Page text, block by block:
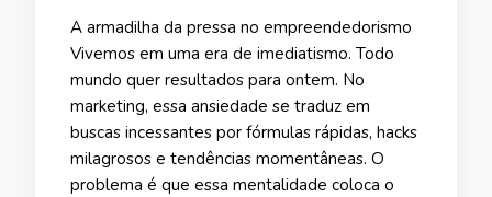
A armadilha da pressa no empreendedorismo
Vivemos em uma era de imediatismo. Todo
mundo quer resultados para ontem. No
marketing, essa ansiedade se traduz em
buscas incessantes por fórmulas rápidas, hacks
milagrosos e tendências momentâneas. O
problema é que essa mentalidade coloca o